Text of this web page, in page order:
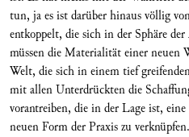
tun, ja es ist darüber hinaus völlig
entkoppelt, die sich in der Sphäre
müssen die Materialität einer neuen
Welt, die sich in einem tief
mit allen Unterdrückten die
vorantreiben, die in der Lage ist,
neuen Form der Praxis zu verknüpfen.